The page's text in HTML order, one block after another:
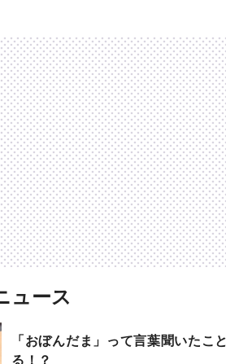
ュース
「おぼんだま」って言葉聞いた
る！？